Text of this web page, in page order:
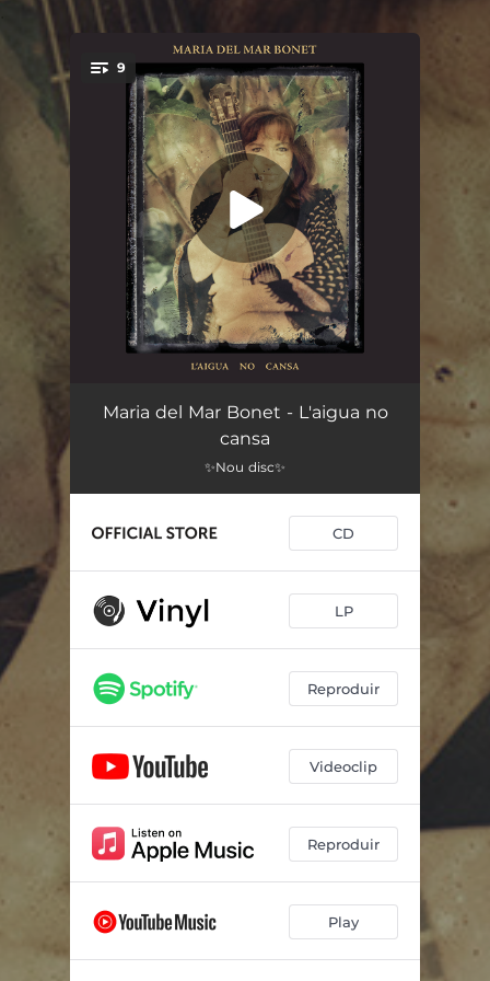
You're all set!
9
Blaus i blaus
Sa ximbomba --
Nit
Cançó dels disbarats --
Blaus i sol de roses blanques 02:55
L'aigua no cansa --
Lluna de pau (feat. José María Vitier) --
Maria del Mar Bonet - L'aigua no
cansa
✨Nou disc✨
CD
LP
Reproduir
Videoclip
Reproduir
Play